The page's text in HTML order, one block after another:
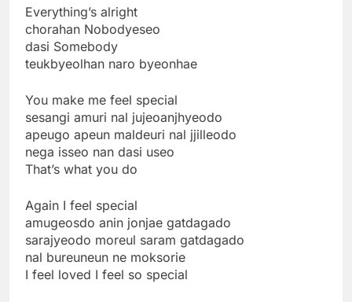
Everything’s alright
chorahan Nobodyeseo
dasi Somebody
teukbyeolhan naro byeonhae
You make me feel special
sesangi amuri nal jujeoanjhyeodo
apeugo apeun maldeuri nal jjilleodo
nega isseo nan dasi useo
That’s what you do
Again I feel special
amugeosdo anin jonjae gatdagado
sarajyeodo moreul saram gatdagado
nal bureuneun ne moksorie
I feel loved I feel so special